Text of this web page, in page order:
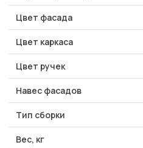
Цвет фасада
Цвет каркаса
Цвет ручек
Навес фасадов
Тип сборки
Вес, кг